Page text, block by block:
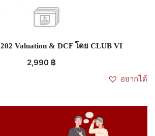
Valuation & DCF โดย CLUB VI
2,990 ฿
อยากได้